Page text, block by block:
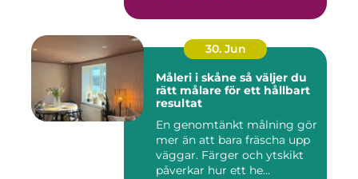
30. Jun
Måleri i skåne så väljer du
rätt målare för ett hållbart
resultat
En genomtänkt målning gör
mer än att bara fräscha upp
väggar. Färger och ytskikt
påverkar hur ett he...